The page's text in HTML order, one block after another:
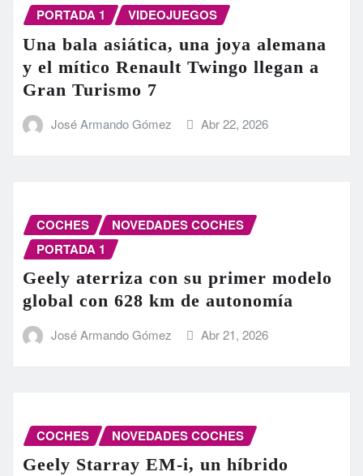
PORTADA 1 VIDEOJUEGOS
Una bala asiática, una joya alemana
y el mítico Renault Twingo llegan a
Gran Turismo 7
José Armando Gómez Abr 22, 2026
COCHES
NOVEDADES COCHES
PORTADA 1
Geely aterriza con su primer modelo
global con 628 km de autonomía
José Armando Gómez Abr 21, 2026
COCHES NOVEDADES COCHES
Geely Starray EM-i, un híbrido